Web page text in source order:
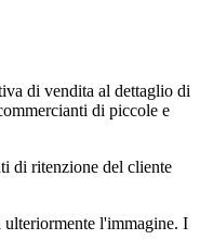
di vendita al dettaglio di
di piccole e
di ritenzione del cliente
ulteriormente l'immagine. I